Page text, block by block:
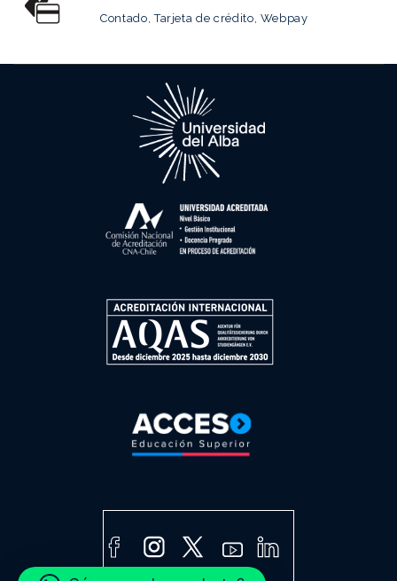
Contado, Tarjeta de crédito, Webpay